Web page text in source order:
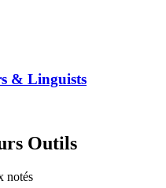
& Linguists
Outils
notés